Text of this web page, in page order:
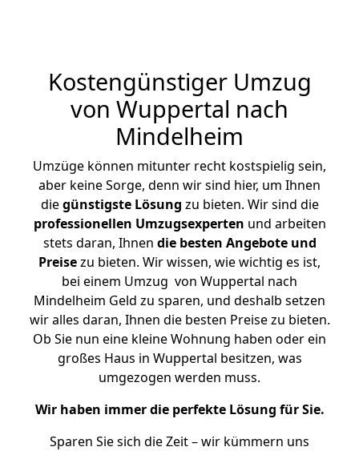
Kostengünstiger Umzug
von Wuppertal nach
Mindelheim
Umzüge können mitunter recht kostspielig sein,
aber keine Sorge, denn wir sind hier, um Ihnen
diegünstigste Lösung zu bieten. Wir sind die
professionellen Umzugsexperten und arbeiten
stets daran, Ihnen die besten Angebote und
Preisezu bieten. Wir wissen, wie wichtig es ist,
bei einem Umzug von Wuppertal nach
Mindelheim Geld zu sparen, und deshalb setzen
wir alles daran, Ihnen die besten Preise zu bieten.
Ob Sie nun eine kleine Wohnung haben oder ein
großes Haus in Wuppertal besitzen, was
umgezogen werden muss.
Wir haben immer die perfekte Lösung für Sie.
Sparen Sie sich die Zeit – wir kümmern uns